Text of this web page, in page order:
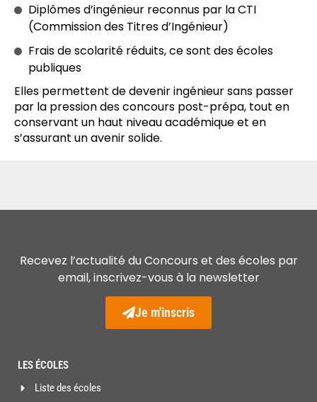
Diplômes d’ingénieur reconnus par la CTI
(Commission des Titres d’Ingénieur)
Frais de scolarité réduits, ce sont des écoles
publiques
Elles permettent de devenir ingénieur sans passer
par la pression des concours post-prépa, tout en
conservant un haut niveau académique et en
s’assurant un avenir solide.
Recevez l’actualité du Concours et des écoles par
email, inscrivez-vous à la newsletter
Je m'inscris
LES ÉCOLES
Liste des écoles